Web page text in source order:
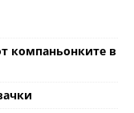
компаньонките в